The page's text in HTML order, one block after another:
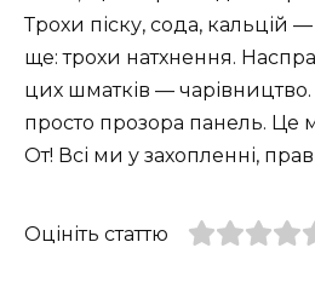
Трохи піску, сода, кальцій —
ще: трохи натхнення.
цих шматків —
просто прозора панель. Це
От! Всі ми у захопленні,
Оцініть статтю